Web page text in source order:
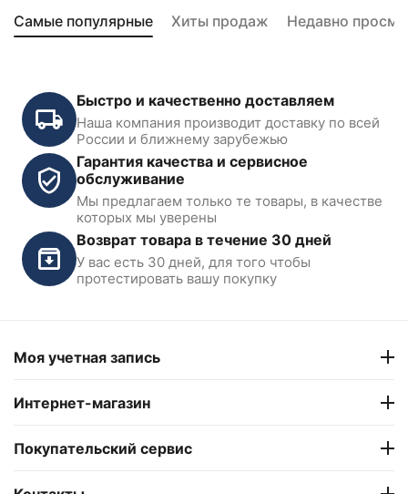
Самые популярные Хиты продаж Недавно
Быстро и качественно доставляем
Наша компания производит доставку по всей
России и ближнему зарубежью
Гарантия качества и сервисное
обслуживание
Мы предлагаем только те товары, в качестве
которых мы уверены
Возврат товара в течение 30 дней
У вас есть 30 дней, для того чтобы
протестировать вашу покупку
Моя учетная запись
Интернет-магазин
Покупательский сервис